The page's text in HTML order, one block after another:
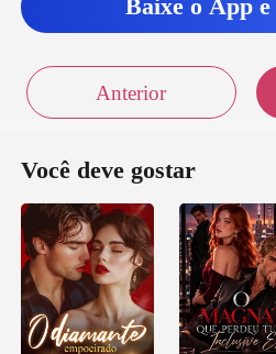
Baixe o App
Anterior
Você deve gostar